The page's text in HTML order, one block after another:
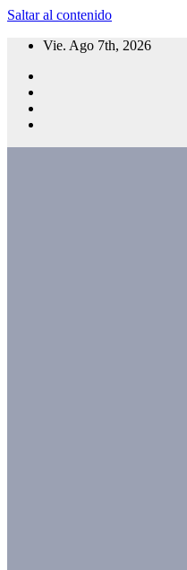
Saltar al contenido
Vie. Ago 7th, 2026